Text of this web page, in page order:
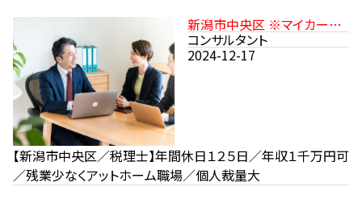
新潟市中央区 ※マイカー通
勤可
コンサルタント
2024-12-17
【新潟市中央区／税理士】年間休日１２５日／年収１千万円可
／残業少なくアットホーム職場／個人裁量大